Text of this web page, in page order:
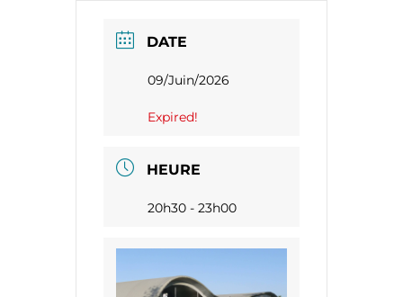
DATE
09/Juin/2026
Expired!
HEURE
20h30 - 23h00